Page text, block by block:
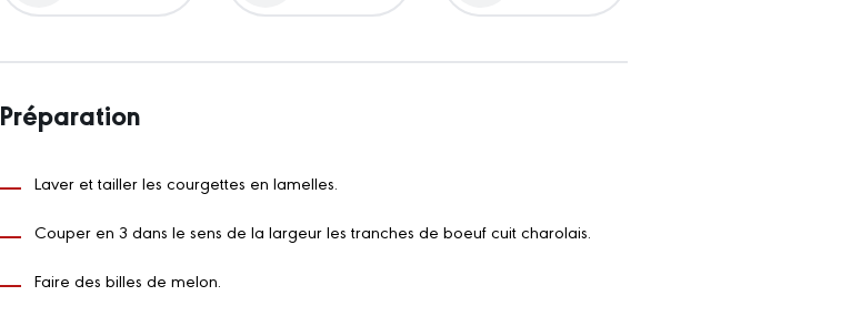
Préparation
Laver et tailler les courgettes en lamelles.
Couper en 3 dans le sens de la largeur les tranches de boeuf cuit charolais.
Faire des billes de melon.